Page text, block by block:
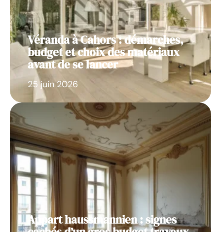
Véranda à Cahors : démarches,
budget et choix des matériaux
avant de se lancer
25 juin 2026
Appart haussmannien : signes